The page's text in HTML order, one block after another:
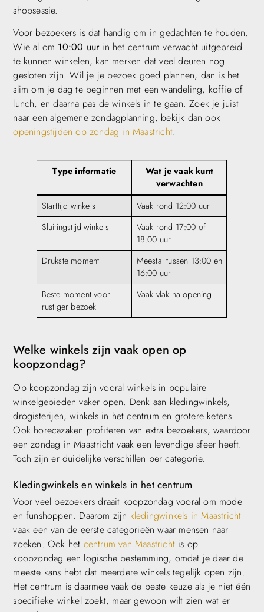
shopsessie.
Voor bezoekers is dat handig om in gedachten te houden.
Wie al om 10:00 uurin het centrum verwacht uitgebreid
te kunnen winkelen, kan merken dat veel deuren nog
gesloten zijn. Wil je je bezoek goed plannen, dan is het
slim om je dag te beginnen met een wandeling, koffie of
lunch, en daarna pas de winkels in te gaan. Zoek je juist
naar een algemene zondagplanning, bekijk dan ook
openingstijden op zondag in Maastricht.
Type informatie
Wat je vaak kunt
verwachten
Starttijd winkels
Vaak rond 12:00 uur
Sluitingstijd winkels
Vaak rond 17:00 of
18:00 uur
Drukste moment
Meestal tussen 13:00 en
16:00 uur
Beste moment voor
rustiger bezoek
Vaak vlak na opening
Welke winkels zijn vaak open op
koopzondag?
Op koopzondag zijn vooral winkels in populaire
winkelgebieden vaker open. Denk aan kledingwinkels,
drogisterijen, winkels in het centrum en grotere ketens.
Ook horecazaken profiteren van extra bezoekers, waardoor
een zondag in Maastricht vaak een levendige sfeer heeft.
Toch zijn er duidelijke verschillen per categorie.
Kledingwinkels en winkels in het centrum
Voor veel bezoekers draait koopzondag vooral om mode
en funshoppen. Daarom zijn kledingwinkels in Maastricht
vaak een van de eerste categorieën waar mensen naar
zoeken. Ook het centrum van Maastricht is op
koopzondag een logische bestemming, omdat je daar de
meeste kans hebt dat meerdere winkels tegelijk open zijn.
Het centrum is daarmee vaak de beste keuze als je niet één
specifieke winkel zoekt, maar gewoon wilt zien wat er